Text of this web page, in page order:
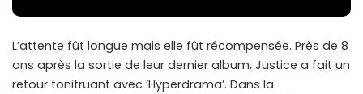
L’attente fût longue mais elle fût récompensée. Près de 8
ans après la sortie de leur dernier album, Justice a fait un
retour tonitruant avec ‘Hyperdrama’. Dans la